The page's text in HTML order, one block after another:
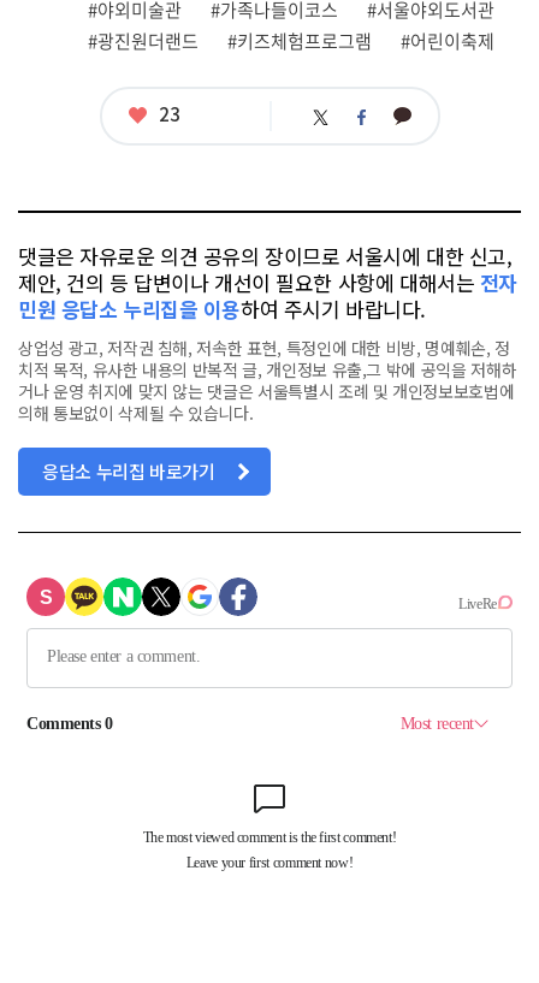
#야외미술관 #가족나들이코스
#서울야외도서관
#광진원더랜드
#키즈체험프로그램 #어린이축제
좋
23 트 페 카
댓글은 자유로운 의견 공유의 장이므로 서울시에 대한 신고,
제안, 건의 등 답변이나 개선이 필요한 사항에 대해서는 전자
민원 응답소 누리집을 이용하여 주시기 바랍니다.
상업성 광고, 저작권 침해, 저속한 표현, 특정인에 대한 비방, 명예훼손, 정
치적 목적, 유사한 내용의 반복적 글, 개인정보 유출,그 밖에 공익을 저해하
거나 운영 취지에 맞지 않는 댓글은 서울특별시 조례 및 개인정보보호법에
의해 통보없이 삭제될 수 있습니다.
응답소 누리집 바로가기